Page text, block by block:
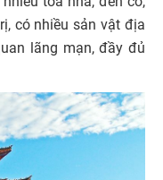
có nhiều sản vật địa
lãng mạn, đầy đủ